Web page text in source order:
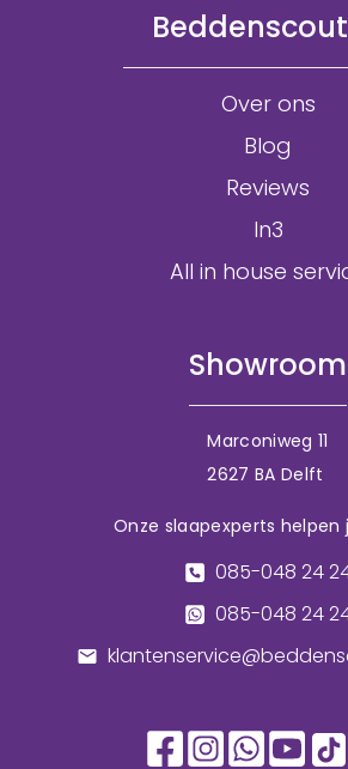
Over ons
Blog
Reviews
In3
All in house
Showroom
Marconiweg 11
2627 BA Delft
Onze slaapexperts helpen
085-048 24
085-048 24